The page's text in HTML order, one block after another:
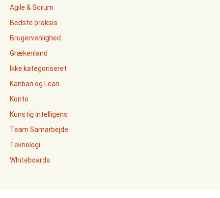
Agile & Scrum
Bedste praksis
Brugervenlighed
Grækenland
Ikke kategoriseret
Kanban og Lean
Konto
Kunstig intelligens
Team Samarbejde
Teknologi
Whiteboards